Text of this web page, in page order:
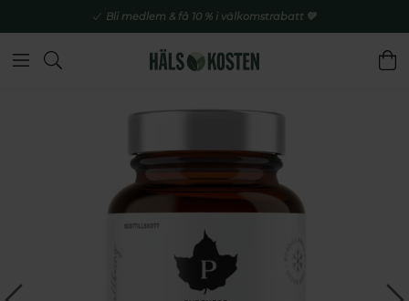
Bli medlem & få 10 % i välkomstrabatt 💚